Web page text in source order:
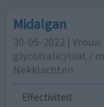
Midalgan
30-05-2022 | Vrouw
glycolsalicylaat /
Nekklachten
Effectiviteit